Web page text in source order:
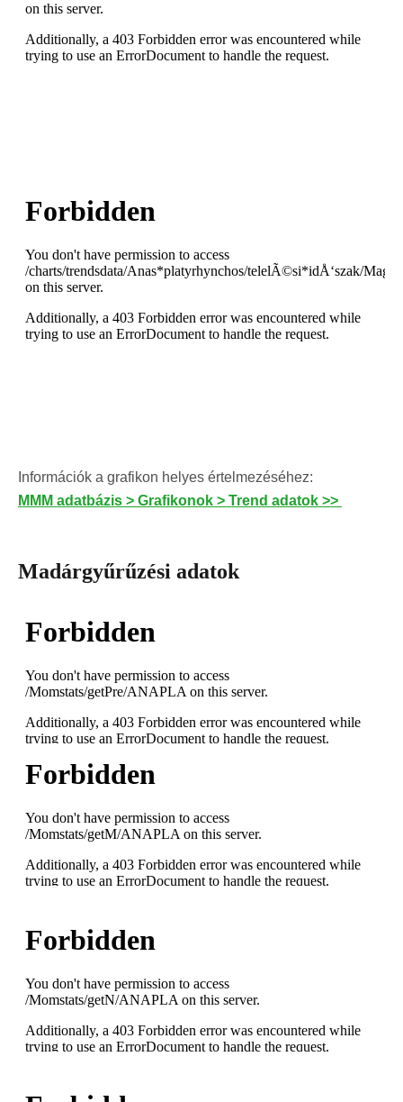
Információk a grafikon helyes értelmezéséhez:
MMM adatbázis > Grafikonok > Trend adatok >>
Madárgyűrűzési adatok